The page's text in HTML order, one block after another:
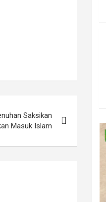
Saksikan
Masuk Islam